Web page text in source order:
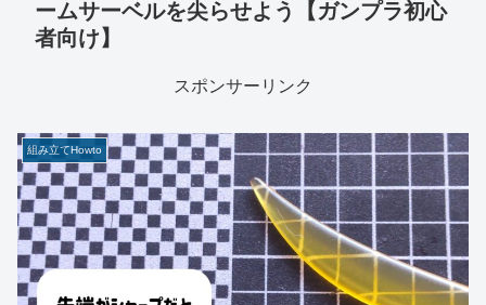
ームサーベルを尖らせよう【ガンプラ初心
者向け】
スポンサーリンク
組み立てHowto